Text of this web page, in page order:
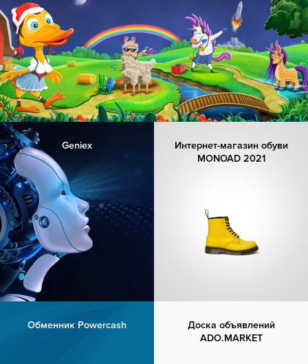
Geniex
Интернет-магазин обуви
MONOAD 2021
Обменник Powercash
Доска объявлений
ADO.MARKET